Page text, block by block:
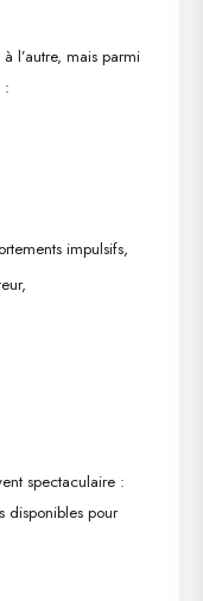
l’autre, mais parmi
:
impulsifs,
spectaculaire :
disponibles pour